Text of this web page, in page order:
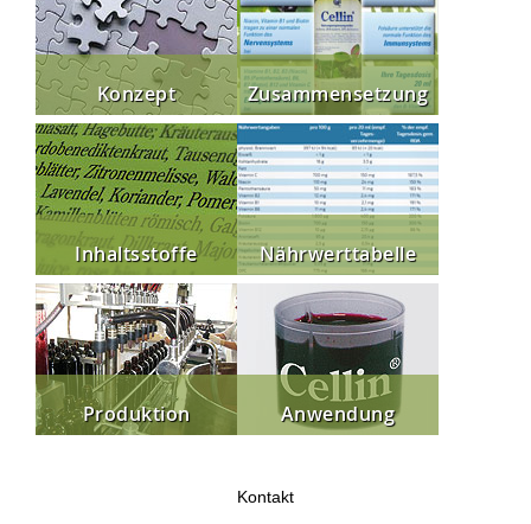
Konzept Zusammensetzung
Inhaltsstoffe Nährwerttabelle
Produktion Anwendung
Kontakt